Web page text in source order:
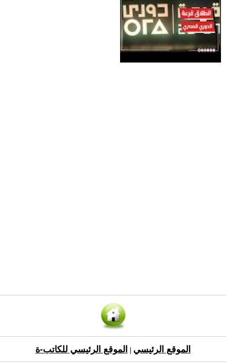
الموقع الرئيسي الموقع الرئيسي للكاتب-ة